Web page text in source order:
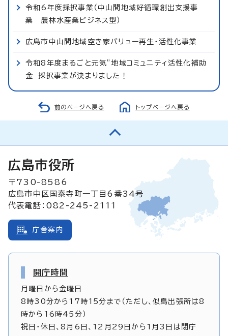
令和6年度採択事業（中山間地域好循環創出支援事
業 農林水産業ビジネス型）
広島市中山間地域空き家バリュー再生・活性化事業
令和8年度まるごと元気”地域コミュニティ活性化補助
金 採択事業が決まりました！
前のページへ戻る トップページへ戻る
広島市役所
〒730-8586
広島市中区国泰寺町一丁目6番34号
代表電話：082-245-2111
庁舎案内
開庁時間
月曜日から金曜日
8時30分から17時15分まで（ただし、似島出張所は8
時から16時45分）
祝日・休日、8月6日、12月29日から1月3日は閉庁